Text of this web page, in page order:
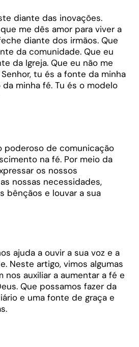
diante das inovações.
me dês amor para viver a
diante dos irmãos. Que
da comunidade. Que eu
da Igreja. Que eu não me
tu és a fonte da minha
minha fé. Tu és o modelo
poderoso de comunicação
na fé. Por meio da
os nossos
nossas necessidades,
bênçãos e louvar a sua
ajuda a ouvir a sua voz e a
Neste artigo, vimos algumas
nos auxiliar a aumentar a fé e
Que possamos fazer da
e uma fonte de graça e